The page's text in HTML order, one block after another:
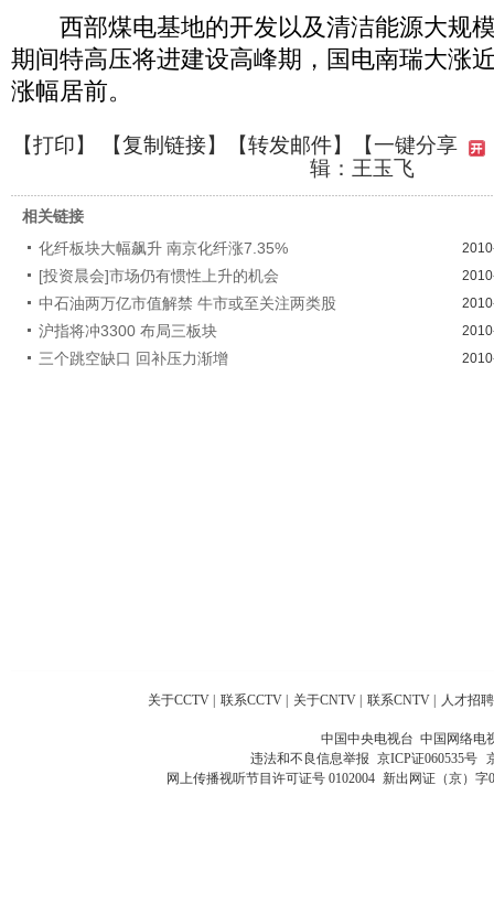
西部煤电基地的开发以及清洁能源大规
期间特高压将进建设高峰期，国电南瑞大涨
涨幅居前。
【打印】 【复制链接】【转发邮件】
【一键分享
辑：王玉飞
相关链接
化纤板块大幅飙升 南京化纤涨7.35%
[投资晨会]市场仍有惯性上升的机会
中石油两万亿市值解禁 牛市或至关注两类股
沪指将冲3300 布局三板块
三个跳空缺口 回补压力渐增
关于CCTV | 联系CCTV | 关于CNTV | 联系CNTV | 人才招聘
中国中央电视台 中国网络电
违法和不良信息举报 京ICP证060535号
网上传播视听节目许可证号 0102004 新出网证（京）